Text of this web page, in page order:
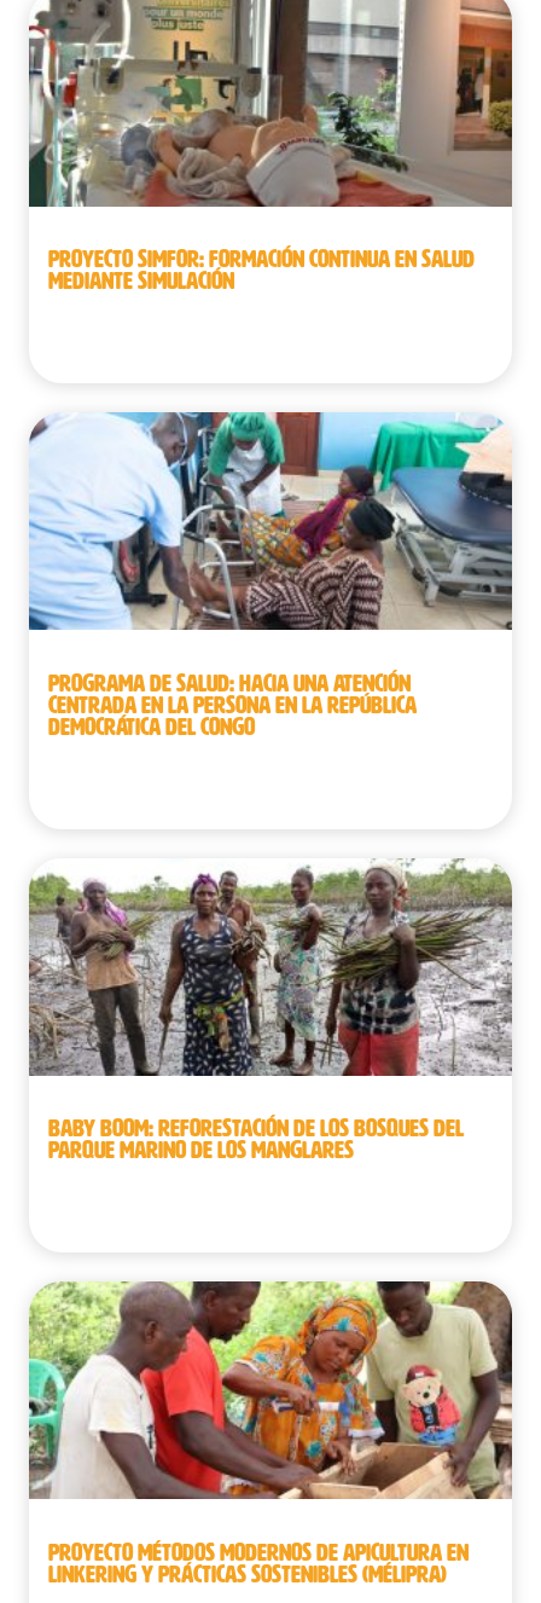
PROYECTO SIMFOR: FORMACIÓN CONTINUA EN SALUD
MEDIANTE SIMULACIÓN
PROGRAMA DE SALUD: HACIA UNA ATENCIÓN
CENTRADA EN LA PERSONA EN LA REPÚBLICA
DEMOCRÁTICA DEL CONGO
BABY BOOM: REFORESTACIÓN DE LOS BOSQUES DEL
PARQUE MARINO DE LOS MANGLARES
PROYECTO MÉTODOS MODERNOS DE APICULTURA EN
LINKERING Y PRÁCTICAS SOSTENIBLES (MÉLIPRA)